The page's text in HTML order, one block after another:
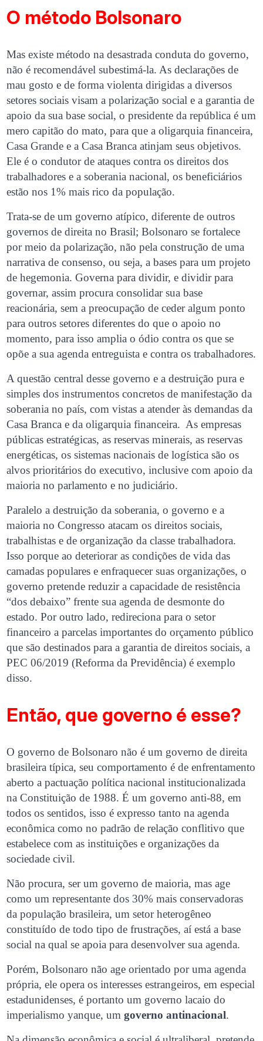
O método Bolsonaro
Mas existe método na desastrada conduta do governo,
não é recomendável subestimá-la. As declarações de
mau gosto e de forma violenta dirigidas a diversos
setores sociais visam a polarização social e a garantia de
apoio da sua base social, o presidente da república é um
mero capitão do mato, para que a oligarquia financeira,
Casa Grande e a Casa Branca atinjam seus objetivos.
Ele é o condutor de ataques contra os direitos dos
trabalhadores e a soberania nacional, os beneficiários
estão nos 1% mais rico da população.
Trata-se de um governo atípico, diferente de outros
governos de direita no Brasil; Bolsonaro se fortalece
por meio da polarização, não pela construção de uma
narrativa de consenso, ou seja, a bases para um projeto
de hegemonia. Governa para dividir, e dividir para
governar, assim procura consolidar sua base
reacionária, sem a preocupação de ceder algum ponto
para outros setores diferentes do que o apoio no
momento, para isso amplia o ódio contra os que se
opõe a sua agenda entreguista e contra os trabalhadores.
A questão central desse governo e a destruição pura e
simples dos instrumentos concretos de manifestação da
soberania no país, com vistas a atender às demandas da
Casa Branca e da oligarquia financeira. As empresas
públicas estratégicas, as reservas minerais, as reservas
energéticas, os sistemas nacionais de logística são os
alvos prioritários do executivo, inclusive com apoio da
maioria no parlamento e no judiciário.
Paralelo a destruição da soberania, o governo e a
maioria no Congresso atacam os direitos sociais,
trabalhistas e de organização da classe trabalhadora.
Isso porque ao deteriorar as condições de vida das
camadas populares e enfraquecer suas organizações, o
governo pretende reduzir a capacidade de resistência
“dos debaixo” frente sua agenda de desmonte do
estado. Por outro lado, redireciona para o setor
financeiro a parcelas importantes do orçamento público
que são destinados para a garantia de direitos sociais, a
PEC 06/2019 (Reforma da Previdência) é exemplo
disso.
Então, que governo é esse?
O governo de Bolsonaro não é um governo de direita
brasileira típica, seu comportamento é de enfrentamento
aberto a pactuação política nacional institucionalizada
na Constituição de 1988. É um governo anti-88, em
todos os sentidos, isso é expresso tanto na agenda
econômica como no padrão de relação conflitivo que
estabelece com as instituições e organizações da
sociedade civil.
Não procura, ser um governo de maioria, mas age
como um representante dos 30% mais conservadoras
da população brasileira, um setor heterogêneo
constituído de todo tipo de frustrações, aí está a base
social na qual se apoia para desenvolver sua agenda.
Porém, Bolsonaro não age orientado por uma agenda
própria, ele opera os interesses estrangeiros, em especial
estadunidenses, é portanto um governo lacaio do
imperialismo yanque, umgoverno antinacional.